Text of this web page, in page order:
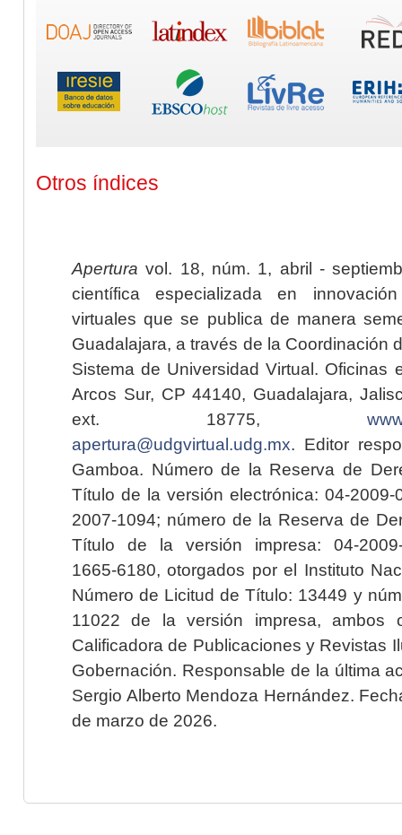
Otros índices
Apertura vol. 18, núm. 1, abril -
científica especializada en
virtuales que se publica de manera
Guadalajara, a través de la Coordinación
Sistema de Universidad Virtual. Oficinas
Arcos Sur, CP 44140, Guadalajara,
ext. 18775,
apertura@udgvirtual.udg.mx. Editor
Gamboa. Número de la Reserva de
Título de la versión electrónica: 04-2009-
2007-1094; número de la Reserva de
Título de la versión impresa: 04-2009-
1665-6180, otorgados por el Instituto
Número de Licitud de Título: 13449 y
11022 de la versión impresa, ambos
Calificadora de Publicaciones y Revistas
Gobernación. Responsable de la última
Sergio Alberto Mendoza Hernández.
de marzo de 2026.